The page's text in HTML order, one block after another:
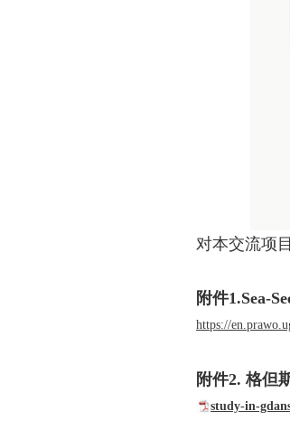
对本交流项
附件1.Sea-
https://
附件2. 格但
study-in-